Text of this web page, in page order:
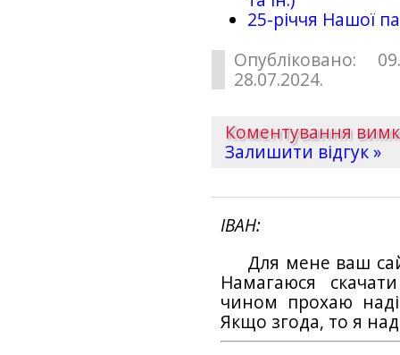
25-рiччя Нашої
Опубліковано:
28.07.2024.
Коментування
Залишити відгук »
ІВАН
Для мене ваш
Намагаюся
чином прохаю
Якщо згода, то я